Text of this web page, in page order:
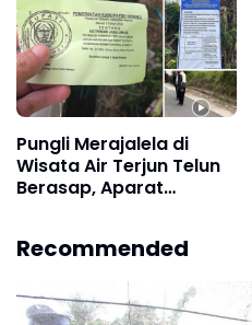
Pungli Merajalela di
Wisata Air Terjun Telun
Berasap, Aparat
Recommended